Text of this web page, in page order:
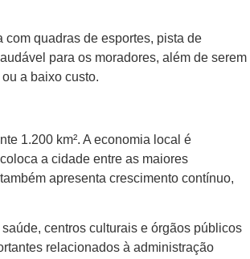
com quadras de esportes, pista de
para os moradores, além de serem
a baixo custo.
1.200 km². A economia local é
a cidade entre as maiores
apresenta crescimento contínuo,
centros culturais e órgãos públicos
relacionados à administração